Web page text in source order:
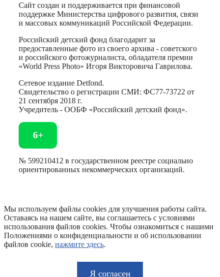
Сайт создан и поддерживается при финансовой
поддержке Министерства цифрового развития, связи
и массовых коммуникаций Российской Федерации.
Российский детский фонд благодарит за
предоставленные фото из своего архива - советского
и российского фотожурналиста, обладателя премии
«World Press Photo» Игоря Викторовича Гаврилова.
Сетевое издание Detfond.
Свидетельство о регистрации СМИ: ФС77-73722 от
21 сентября 2018 г.
Учредитель - ООБФ «Российский детский фонд».
6+
№ 599210412 в государственном реестре социально
ориентированных некоммерческих организаций.
Мы используем файлы cookies для улучшения работы сайта.
Оставаясь на нашем сайте, вы соглашаетесь с условиями
использования файлов cookies. Чтобы ознакомиться с нашими
Положениями о конфиденциальности и об использовании
файлов cookie, нажмите здесь.
Я согласен